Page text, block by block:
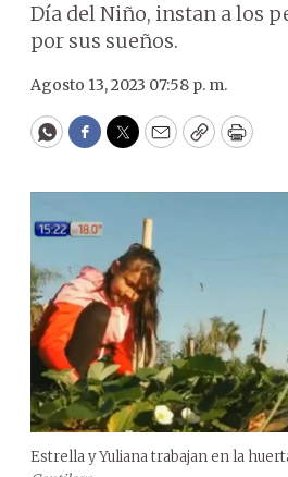
Día del Niño, instan a los
por sus sueños.
Agosto 13, 2023 07:58 p. m.
WhatsApp
Facebook
Twitter
EmailCopyPrint
Estrella y Yuliana trabajan en la